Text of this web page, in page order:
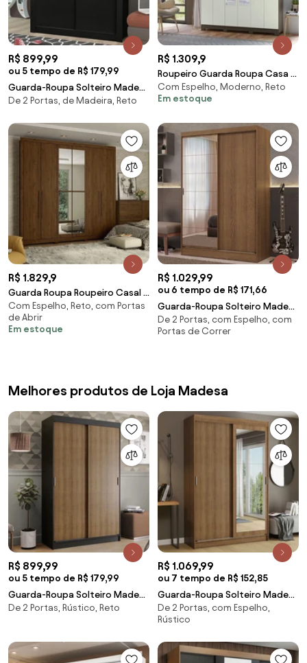
R$ 899,99
ou 5 tempo de R$ 179,99
Guarda-Roupa Solteiro Madesa
Dallas Plus 2 Portas de Correr 4
De 2 Portas, de Madeira, Reto
R$ 1.309,9
Roupeiro Guarda Roupa Casa 6
Portas Espelho 2 Gavetas
Castin
Com Espelho, Moderno, Reto
Em estoque
R$ 1.829,9
Guarda Roupa Roupeiro Casal 6
Portas 4 Gavetas com Espelho
Com Espelho, Reto, com Portas
de Abrir
Em estoque
R$ 1.029,99
ou 6 tempo de R$ 171,66
Guarda-Roupa Solteiro Madesa
Luke 2 Portas de Correr com
Espelho Rustic Cor:Rustic
De 2 Portas, com Espelho, com
Portas de Correr
Melhores produtos de Loja Madesa
R$ 899,99
ou 5 tempo de R$ 179,99
Guarda-Roupa Solteiro Madesa
Tokio 2 Portas de Correr 2
De 2 Portas, Rústico, Reto
R$ 1.069,99
ou 7 tempo de R$ 152,85
Guarda-Roupa Solteiro Madesa
Tokio 2 Portas de Correr com
Espelho 2 Gavetas Rustic
De 2 Portas, com Espelho,
Rústico